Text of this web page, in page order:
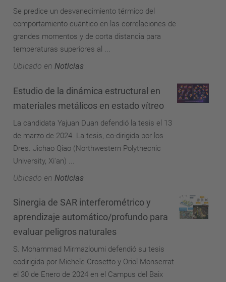
Se predice un desvanecimiento térmico del
comportamiento cuántico en las correlaciones de
grandes momentos y de corta distancia para
temperaturas superiores al ...
Ubicado en Noticias
Estudio de la dinámica estructural en
materiales metálicos en estado vítreo
La candidata Yajuan Duan defendió la tesis el 13
de marzo de 2024. La tesis, co-dirigida por los
Dres. Jichao Qiao (Northwestern Polythecnic
University, Xi'an) ...
Ubicado en Noticias
Sinergia de SAR interferométrico y
aprendizaje automático/profundo para
evaluar peligros naturales
S. Mohammad Mirmazloumi defendió su tesis
codirigida por Michele Crosetto y Oriol Monserrat
el 30 de Enero de 2024 en el Campus del Baix